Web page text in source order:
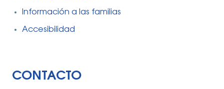
Información a las familias
Accesibilidad
CONTACTO